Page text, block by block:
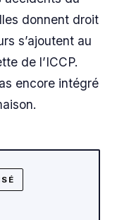
donnent droit
s’ajoutent au
de l’ICCP.
encore intégré